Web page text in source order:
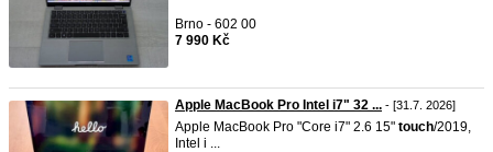
Brno - 602 00
7 990 Kč
Apple MacBook Pro Intel i7" 32 ... - [31.7. 2026]
Apple MacBook Pro "Core i7" 2.6 15" touch/2019,
Intel i ...